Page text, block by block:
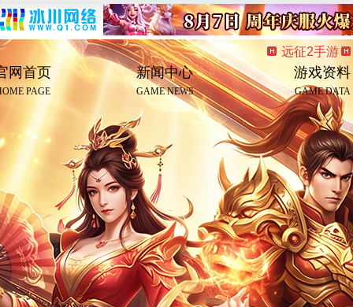
远征2手游
网首页
PAGE
新闻中心
GAME NEWS
游戏资料
GAME DATA